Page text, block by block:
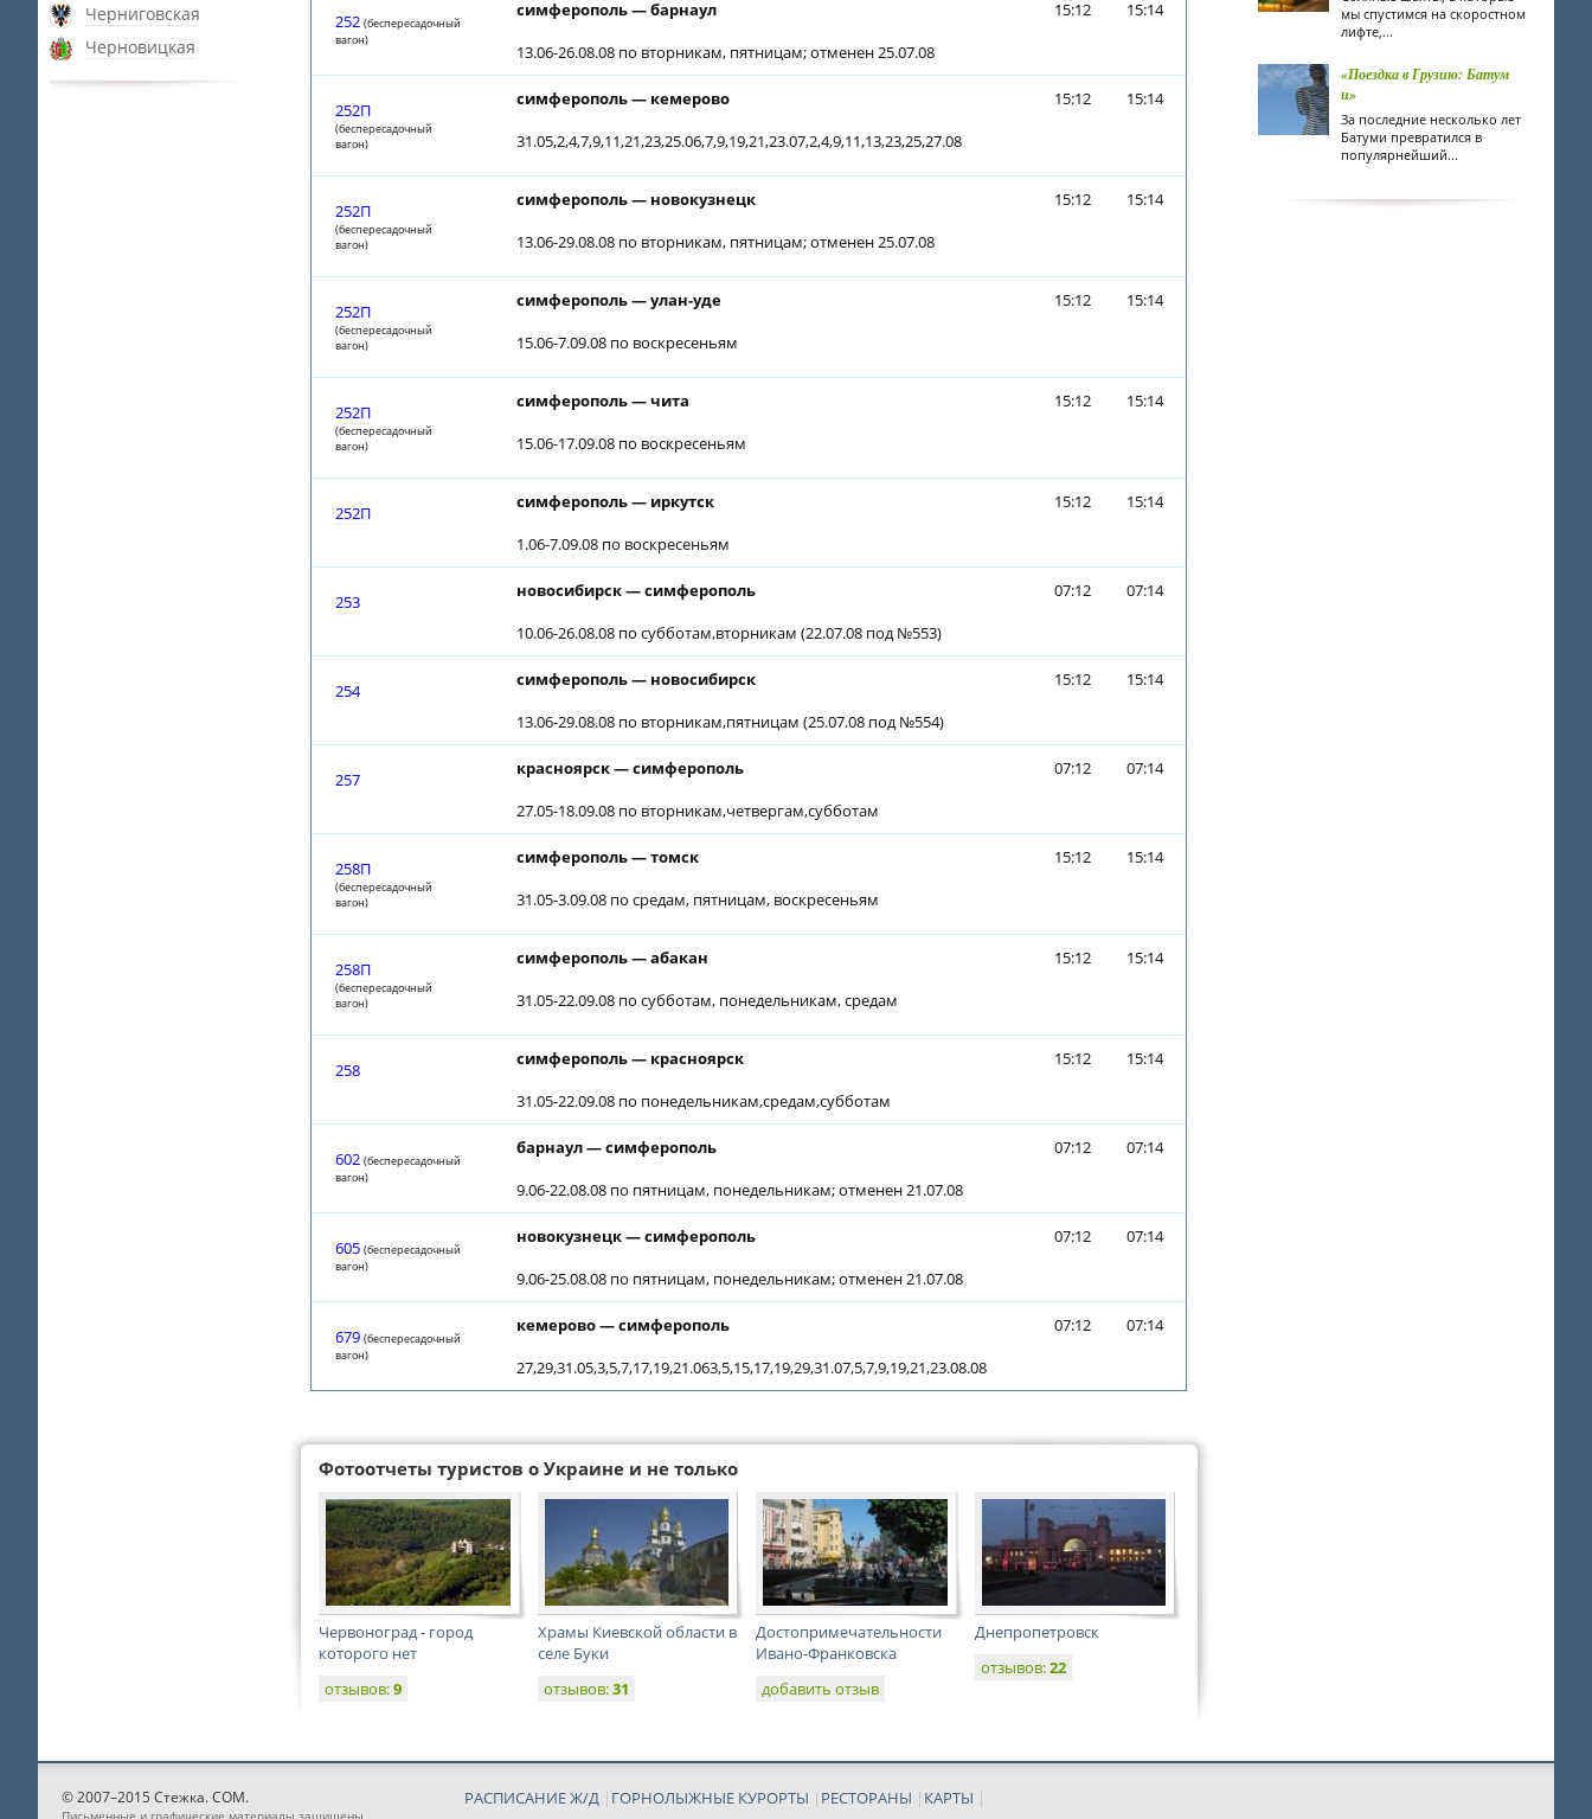
Черниговская
Черновицкая
252 (беспересадочный
вагон)
симферополь — барнаул
13.06-26.08.08 по вторникам, пятницам; отменен 25.07.08
15:12 15:14
252П
(беспересадочный
вагон)
симферополь — кемерово
31.05,2,4,7,9,11,21,23,25.06,7,9,19,21,23.07,2,4,9,11,13,23,25,27.08
15:12 15:14
252П
(беспересадочный
вагон)
симферополь — новокузнецк
13.06-29.08.08 по вторникам, пятницам; отменен 25.07.08
15:12 15:14
252П
(беспересадочный
вагон)
симферополь — улан-уде
15.06-7.09.08 по воскресеньям
15:12 15:14
252П
(беспересадочный
вагон)
симферополь — чита
15.06-17.09.08 по воскресеньям
15:12 15:14
252П
симферополь — иркутск
1.06-7.09.08 по воскресеньям
15:12 15:14
253
новосибирск — симферополь
10.06-26.08.08 по субботам,вторникам (22.07.08 под №553)
07:12 07:14
254
симферополь — новосибирск
13.06-29.08.08 по вторникам,пятницам (25.07.08 под №554)
15:12 15:14
257
красноярск — симферополь
27.05-18.09.08 по вторникам,четвергам,субботам
07:12 07:14
258П
(беспересадочный
вагон)
симферополь — томск
31.05-3.09.08 по средам, пятницам, воскресеньям
15:12 15:14
258П
(беспересадочный
вагон)
симферополь — абакан
31.05-22.09.08 по субботам, понедельникам, средам
15:12 15:14
258
симферополь — красноярск
31.05-22.09.08 по понедельникам,средам,субботам
15:12 15:14
602 (беспересадочный
вагон)
барнаул — симферополь
9.06-22.08.08 по пятницам, понедельникам; отменен 21.07.08
07:12 07:14
605 (беспересадочный
вагон)
новокузнецк — симферополь
9.06-25.08.08 по пятницам, понедельникам; отменен 21.07.08
07:12 07:14
679 (беспересадочный
вагон)
кемерово — симферополь
27,29,31.05,3,5,7,17,19,21.063,5,15,17,19,29,31.07,5,7,9,19,21,23.08.08
07:12 07:14
Фотоотчеты туристов о Украине и не только
Червоноград - город
которого нет
отзывов:9
Храмы Киевской области в
селе Буки
отзывов:31
Достопримечательности
Ивано-Франковска
добавить отзыв
Днепропетровск
отзывов:22
мы спустимся на скоростном
лифте,...
«Поездка в Грузию: Батум
и»
За последние несколько лет
Батуми превратился в
популярнейший...
© 2007–2015 Стежка. COM.
Письменные и графические материалы защищены
РАСПИСАНИЕ Ж/Д | ГОРНОЛЫЖНЫЕ КУРОРТЫ | РЕСТОРАНЫ | КАРТЫ |